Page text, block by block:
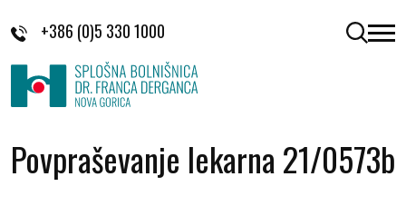
+386 (0)5 330 1000 odpri
Povpraševanje lekarna 21/0573b